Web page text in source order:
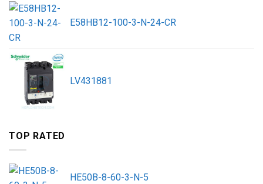
E58HB12-100-3-N-24-CR
LV431881
TOP RATED
HE50B-8-60-3-N-5